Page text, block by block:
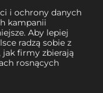
i ochrony danych
kampanii
Aby lepiej
radzą sobie z
firmy zbierają
rosnących